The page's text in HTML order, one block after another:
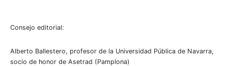
Consejo editorial:
Alberto Ballestero, profesor de la Universidad Pública de Navarra,
socio de honor de Asetrad (Pamplona)